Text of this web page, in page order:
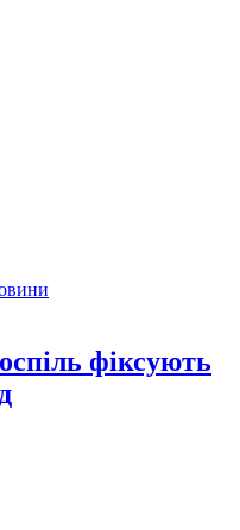
фіксують